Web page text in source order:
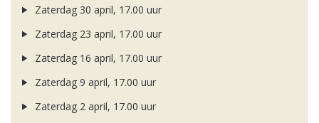
Zaterdag 30 april, 17.00 uur
Zaterdag 23 april, 17.00 uur
Zaterdag 16 april, 17.00 uur
Zaterdag 9 april, 17.00 uur
Zaterdag 2 april, 17.00 uur